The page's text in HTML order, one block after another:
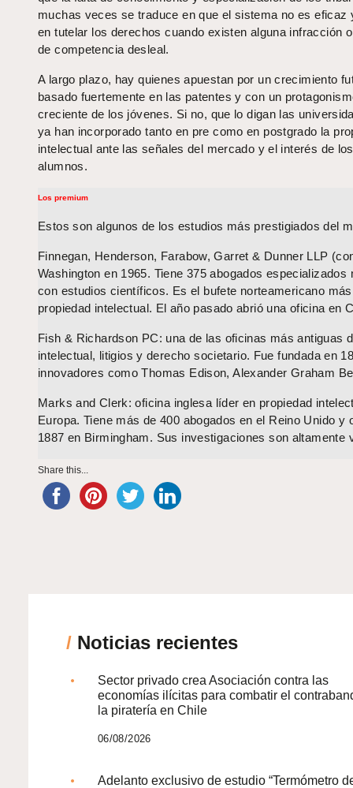
muchas veces se traduce en que el sistema no es eficaz
en tutelar los derechos cuando existen alguna infracción
de competencia desleal.
A largo plazo, hay quienes apuestan por un crecimiento
basado fuertemente en las patentes y con un
creciente de los jóvenes. Si no, que lo digan las
ya han incorporado tanto en pre como en postgrado la
intelectual ante las señales del mercado y el interés de los
alumnos.
Los premium
Estos son algunos de los estudios más prestigiados del
Finnegan, Henderson, Farabow, Garret & Dunner LLP
Washington en 1965. Tiene 375 abogados
con estudios científicos. Es el bufete norteamericano
propiedad intelectual. El año pasado abrió una oficina en
Fish & Richardson PC: una de las oficinas más antiguas
intelectual, litigios y derecho societario. Fue fundada en
innovadores como Thomas Edison, Alexander Graham
Marks and Clerk: oficina inglesa líder en propiedad
Europa. Tiene más de 400 abogados en el Reino Unido y
1887 en Birmingham. Sus investigaciones son altamente
Share this...
/ Noticias recientes
Sector privado crea Asociación contra las
economías ilícitas para combatir el
la piratería en Chile
06/08/2026
Adelanto exclusivo de estudio “Termómetro